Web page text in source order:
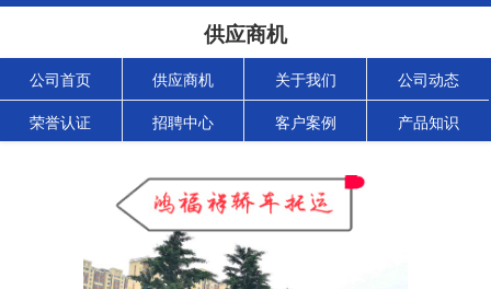
供应商机
公司首页 供应商机 关于我们 公司动态
荣誉认证 招聘中心 客户案例 产品知识